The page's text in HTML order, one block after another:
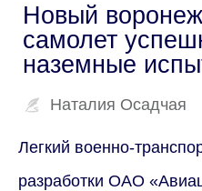
Новый
самолет
наземные
Наталия Осадчая
Легкий военно-
разработки ОАО